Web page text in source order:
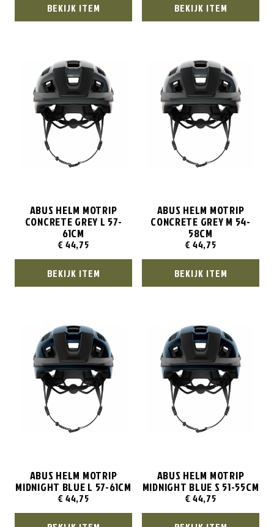
BEKIJK ITEM BEKIJK ITEM
ABUS HELM MOTRIP
CONCRETE GREY L 57-
61CM
€ 44,75
BEKIJK ITEM
ABUS HELM MOTRIP
CONCRETE GREY M 54-
58CM
€ 44,75
BEKIJK ITEM
ABUS HELM MOTRIP
MIDNIGHT BLUE L 57-61CM
€ 44,75
ABUS HELM MOTRIP
MIDNIGHT BLUE S 51-55CM
€ 44,75